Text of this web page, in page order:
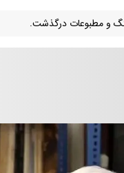
و مطبوعات درگذشت.